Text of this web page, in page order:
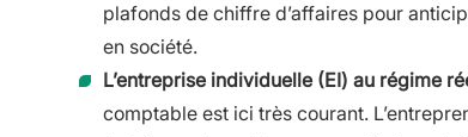
plafonds de chiffre d’affaires pour
en société.
L’entreprise individuelle (EI) au régime
comptable est ici très courant.